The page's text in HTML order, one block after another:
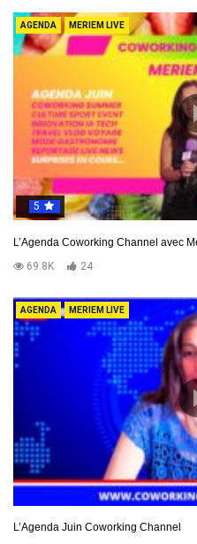
AGENDA MERIEM LIVE
5
L’Agenda Coworking Channel avec
69.8K
24
AGENDA MERIEM LIVE
L’Agenda Juin Coworking Channel